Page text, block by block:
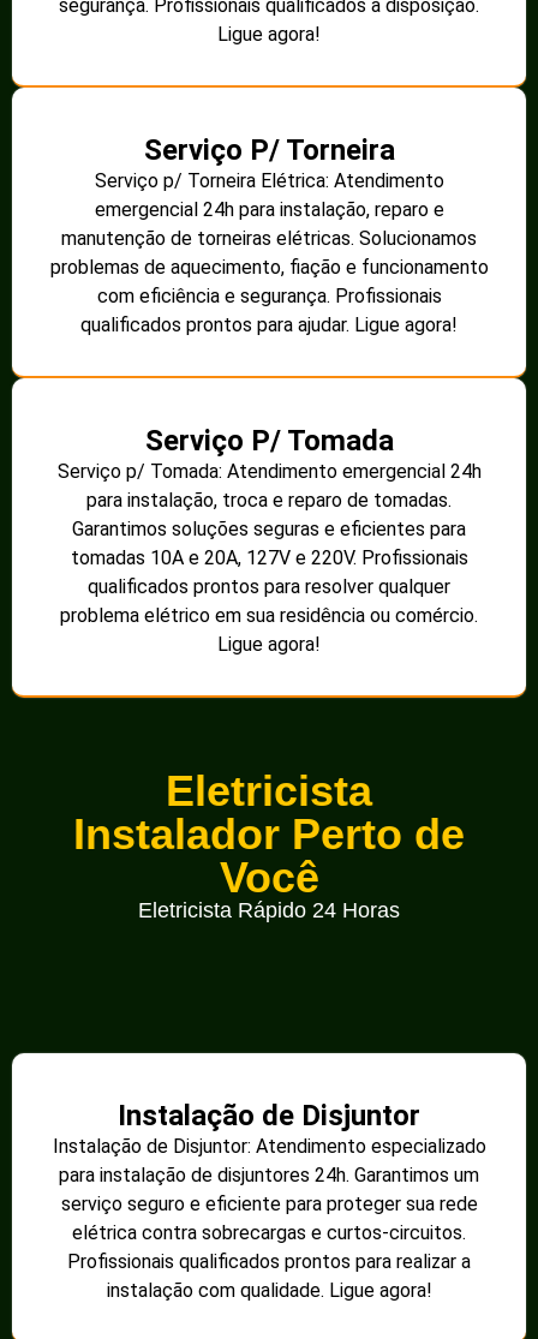
segurança. Profissionais qualificados à disposição.
Ligue agora!
Serviço P/ Torneira
Serviço p/ Torneira Elétrica: Atendimento
emergencial 24h para instalação, reparo e
manutenção de torneiras elétricas. Solucionamos
problemas de aquecimento, fiação e funcionamento
com eficiência e segurança. Profissionais
qualificados prontos para ajudar. Ligue agora!
Serviço P/ Tomada
Serviço p/ Tomada: Atendimento emergencial 24h
para instalação, troca e reparo de tomadas.
Garantimos soluções seguras e eficientes para
tomadas 10A e 20A, 127V e 220V. Profissionais
qualificados prontos para resolver qualquer
problema elétrico em sua residência ou comércio.
Ligue agora!
Eletricista
Instalador Perto de
Você
Eletricista Rápido 24 Horas
Instalação de Disjuntor
Instalação de Disjuntor: Atendimento especializado
para instalação de disjuntores 24h. Garantimos um
serviço seguro e eficiente para proteger sua rede
elétrica contra sobrecargas e curtos-circuitos.
Profissionais qualificados prontos para realizar a
instalação com qualidade. Ligue agora!